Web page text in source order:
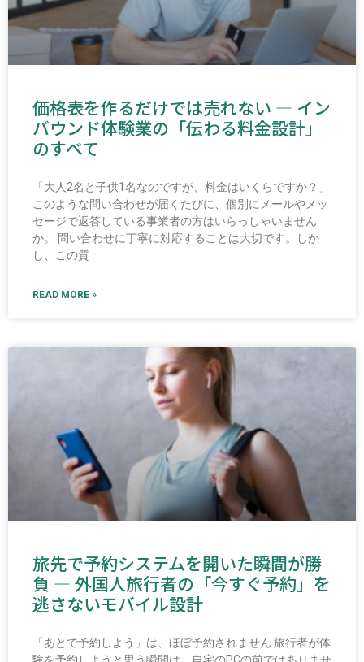
価格表を作るだけでは売れない ― イン
バウンド体験業の「伝わる料金設計」
のすべて
「大人2名と子供1名なのですが、料金はいくらですか？」
このような問い合わせが届くたびに、個別にメールやメッ
セージで返答している事業者の方はいらっしゃいません
か。 問い合わせに丁寧に対応することは大切です。しか
し、この質
READ MORE »
旅先で予約システムを開いた瞬間が勝
負 ― 外国人旅行者の「今すぐ予約」を
逃さないモバイル設計
「あとで予約しよう」は、ほぼ予約されません 旅行者が体